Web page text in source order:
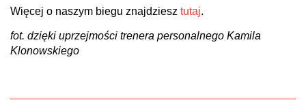
Więcej o naszym biegu znajdziesz tutaj.
fot. dzięki uprzejmości trenera personalnego Kamila
Klonowskiego